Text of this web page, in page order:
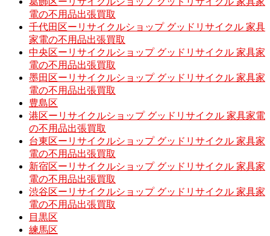
電の不用品出張買取
千代田区ーリサイクルショップ グッドリサイクル 家具
家電の不用品出張買取
中央区ーリサイクルショップ グッドリサイクル 家具家
電の不用品出張買取
墨田区ーリサイクルショップ グッドリサイクル 家具家
電の不用品出張買取
豊島区
港区ーリサイクルショップ グッドリサイクル 家具家電
の不用品出張買取
台東区ーリサイクルショップ グッドリサイクル 家具家
電の不用品出張買取
新宿区ーリサイクルショップ グッドリサイクル 家具家
電の不用品出張買取
渋谷区ーリサイクルショップ グッドリサイクル 家具家
電の不用品出張買取
目黒区
練馬区